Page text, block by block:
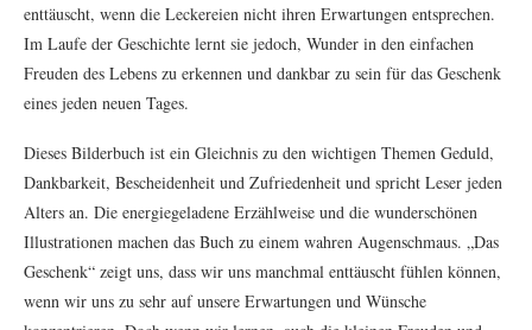
enttäuscht, wenn die Leckereien nicht ihren Erwartungen entsprechen.
Im Laufe der Geschichte lernt sie jedoch, Wunder in den einfachen
Freuden des Lebens zu erkennen und dankbar zu sein für das Geschenk
eines jeden neuen Tages.
Dieses Bilderbuch ist ein Gleichnis zu den wichtigen Themen Geduld,
Dankbarkeit, Bescheidenheit und Zufriedenheit und spricht Leser jeden
Alters an. Die energiegeladene Erzählweise und die wunderschönen
Illustrationen machen das Buch zu einem wahren Augenschmaus. „Das
Geschenk“ zeigt uns, dass wir uns manchmal enttäuscht fühlen können,
wenn wir uns zu sehr auf unsere Erwartungen und Wünsche